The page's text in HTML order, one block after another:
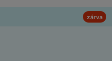
zárva